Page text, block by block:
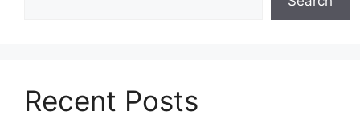
Recent Posts